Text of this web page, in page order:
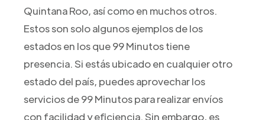
Quintana Roo, así como en muchos otros.
Estos son solo algunos ejemplos de los
estados en los que 99 Minutos tiene
presencia. Si estás ubicado en cualquier otro
estado del país, puedes aprovechar los
servicios de 99 Minutos para realizar envíos
con facilidad y eficiencia. Sin embargo, es